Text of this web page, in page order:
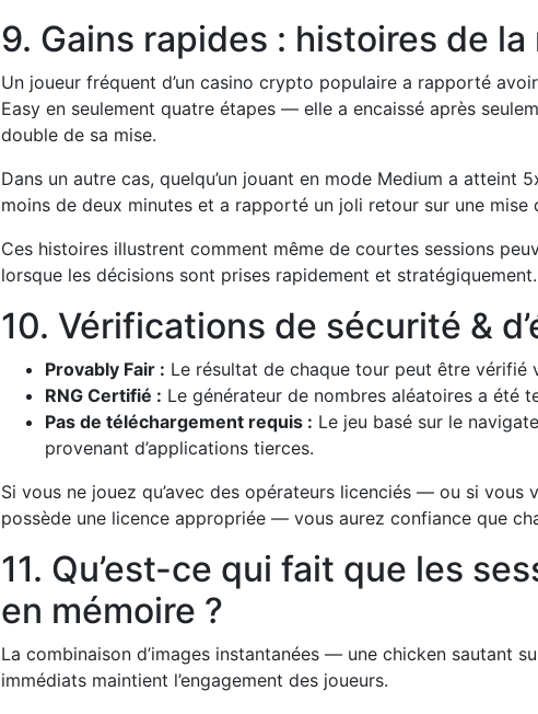
9. Gains rapides : histoires de la
Un joueur fréquent d’un casino crypto populaire a rapporté
Easy en seulement quatre étapes — elle a encaissé après
double de sa mise.
Dans un autre cas, quelqu’un jouant en mode Medium a
moins de deux minutes et a rapporté un joli retour sur une mise
Ces histoires illustrent comment même de courtes sessions
lorsque les décisions sont prises rapidement et stratégiquement.
10. Vérifications de sécurité &
Provably Fair : Le résultat de chaque tour peut être vérifié
RNG Certifié : Le générateur de nombres aléatoires a été
Pas de téléchargement requis : Le jeu basé sur le
provenant d’applications tierces.
Si vous ne jouez qu’avec des opérateurs licenciés — ou si
possède une licence appropriée — vous aurez confiance que
11. Qu’est-ce qui fait que les
en mémoire ?
La combinaison d’images instantanées — une chicken sautant
immédiats maintient l’engagement des joueurs.